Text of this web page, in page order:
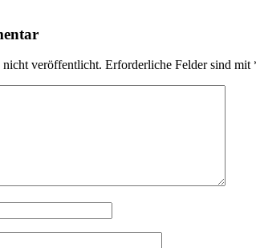
veröffentlicht. Erforderliche Felder sind mit